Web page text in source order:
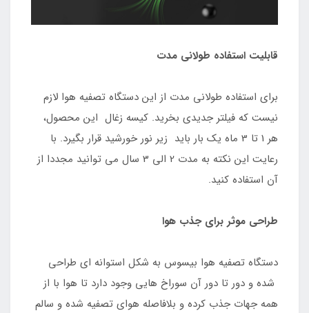
قابلیت استفاده طولانی مدت
برای استفاده طولانی مدت از این دستگاه تصفیه هوا لازم
نیست که فیلتر جدیدی بخرید. کیسه زغال این محصول،
هر 1 تا 3 ماه یک بار باید زیر نور خورشید قرار بگیرد. با
رعایت این نکته به مدت 2 الی 3 سال می توانید مجددا از
آن استفاده کنید.
طراحی موثر برای جذب هوا
دستگاه تصفیه هوا بیسوس به شکل استوانه ای طراحی
شده و دور تا دور آن سوراخ هایی وجود دارد تا هوا با از
همه جهات جذب کرده و بلافاصله هوای تصفیه شده و سالم